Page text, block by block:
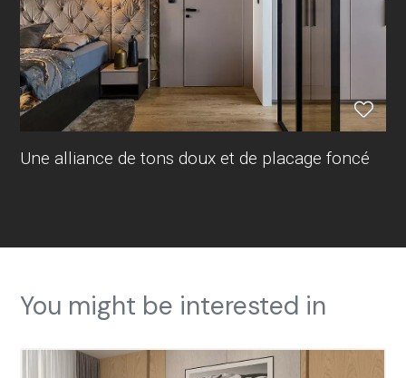
Une alliance de tons doux et de placage foncé
You might be interested in